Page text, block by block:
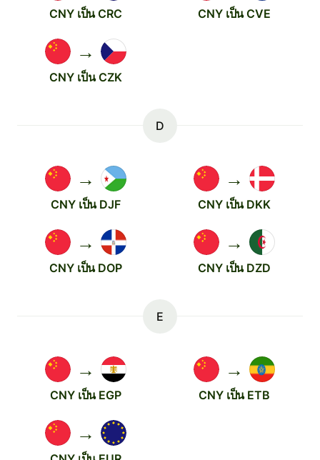
CNY เป็น CRC CNY เป็น CVE
→
CNY เป็น CZK
D
→
CNY เป็น DJF
→
CNY เป็น DKK
→
CNY เป็น DOP
→
CNY เป็น DZD
E
→
CNY เป็น EGP
→
CNY เป็น ETB
→